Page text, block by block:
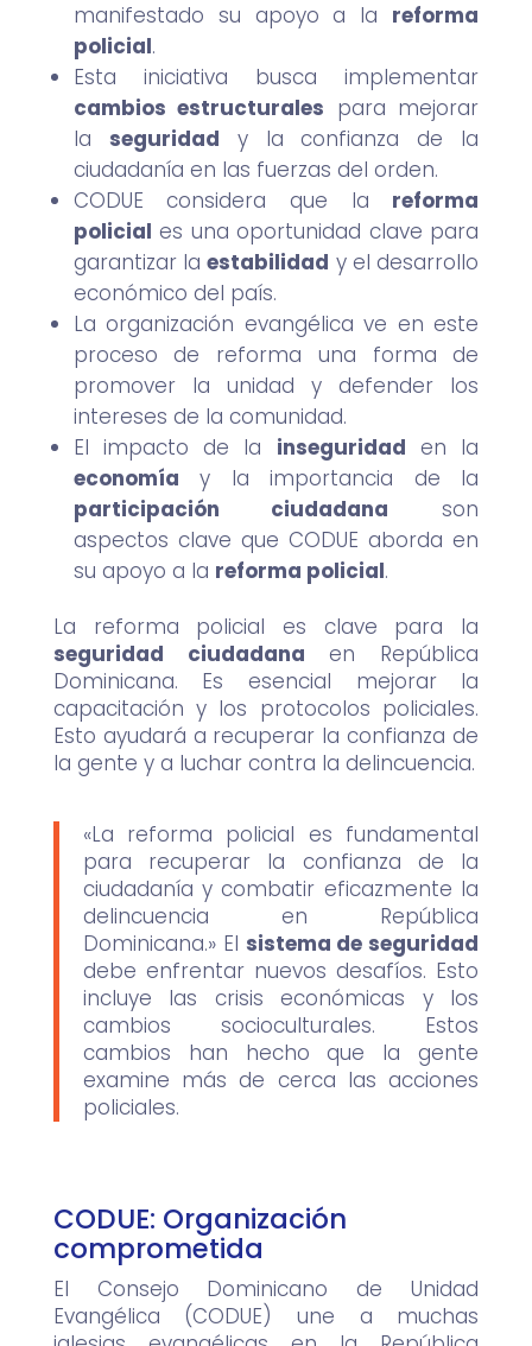
manifestado su apoyo a la reforma
policial.
Esta iniciativa busca implementar
cambios estructurales para mejorar
la seguridad y la confianza de la
ciudadanía en las fuerzas del orden.
CODUE considera que la reforma
policial es una oportunidad clave para
garantizar laestabilidad y el desarrollo
económico del país.
La organización evangélica ve en este
proceso de reforma una forma de
promover la unidad y defender los
intereses de la comunidad.
El impacto de la inseguridad en la
economía y la importancia de la
participación ciudadana son
aspectos clave que CODUE aborda en
su apoyo a la reforma policial.
La reforma policial es clave para la
seguridad ciudadana en República
Dominicana. Es esencial mejorar la
capacitación y los protocolos policiales.
Esto ayudará a recuperar la confianza de
la gente y a luchar contra la delincuencia.
«La reforma policial es fundamental
para recuperar la confianza de la
ciudadanía y combatir eficazmente la
delincuencia en República
Dominicana.» El sistema de seguridad
debe enfrentar nuevos desafíos. Esto
incluye las crisis económicas y los
cambios socioculturales. Estos
cambios han hecho que la gente
examine más de cerca las acciones
policiales.
CODUE: Organización
comprometida
El Consejo Dominicano de Unidad
Evangélica (CODUE) une a muchas